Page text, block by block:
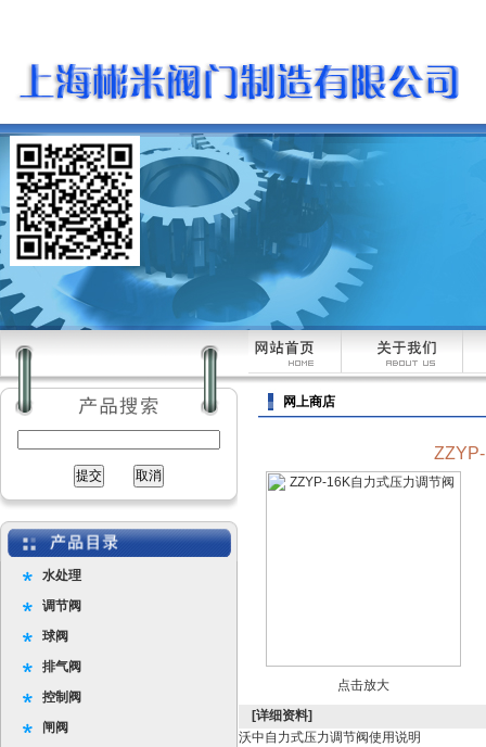
水处理
调节阀
球阀
排气阀
控制阀
闸阀
网上商店
点击放大
[详细资料]
沃中自力式压力调节阀使用说明